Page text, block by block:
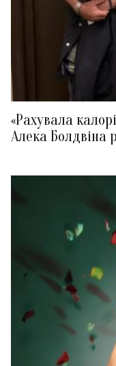
«Рахувала
Алека Болдвіна